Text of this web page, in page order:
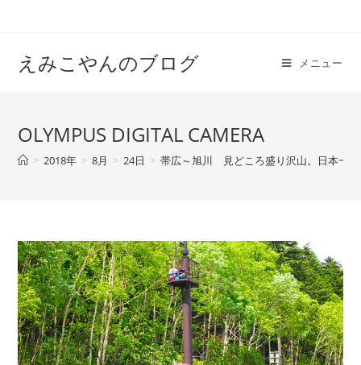
えみこやんのブログ メニュー
OLYMPUS DIGITAL CAMERA
> 2018年 > 8月 > 24日 > 帯広～旭川 見どころ盛り沢山。日本一